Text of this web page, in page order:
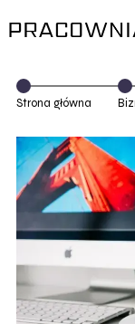
Strona główna